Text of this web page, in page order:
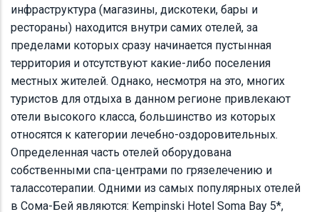
инфраструктура (магазины, дискотеки, бары и
рестораны) находится внутри самих отелей, за
пределами которых сразу начинается пустынная
территория и отсутствуют какие-либо поселения
местных жителей. Однако, несмотря на это, многих
туристов для отдыха в данном регионе привлекают
отели высокого класса, большинство из которых
относятся к категории лечебно-оздоровительных.
Определенная часть отелей оборудована
собственными спа-центрами по грязелечению и
талассотерапии. Одними из самых популярных отелей
в Сома-Бей являются: Kempinski Hotel Soma Bay 5*,